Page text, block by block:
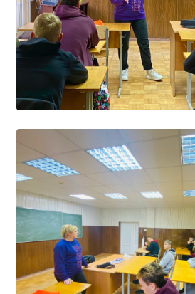
Педагогический состав
Материально-техническое
оснащенность
Доступная среда
Стипендии и меры поддержки
Платные образовательные
Вакантные места для приёма
Международное
Организация питания в
организации
УЧЕБНАЯ РАБОТА
Расписание занятий
Заочное отделение